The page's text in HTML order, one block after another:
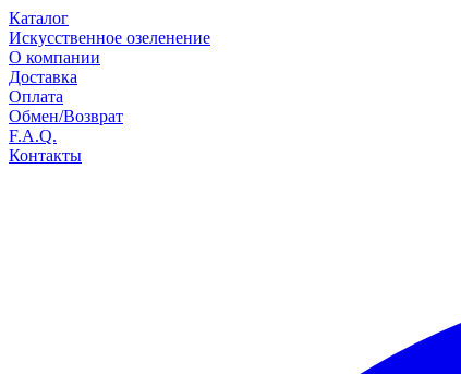
Каталог
Искусственное озеленение
О компании
Доставка
Оплата
Обмен/Возврат
F.A.Q.
Контакты